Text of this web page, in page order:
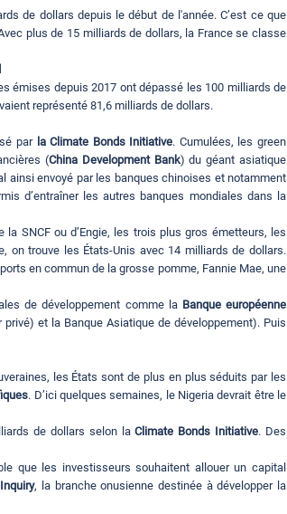
de dollars depuis le début de l'année. C’est ce que
plus de 15 milliards de dollars, la France se classe
émises depuis 2017 ont dépassé les 100 milliards de
représenté 81,6 milliards de dollars.
par la Climate Bonds Initiative. Cumulées, les green
(China Development Bank) du géant asiatique
ainsi envoyé par les banques chinoises et notamment
d’entraîner les autres banques mondiales dans la
la SNCF ou d’Engie, les trois plus gros émetteurs, les
on trouve les États-Unis avec 14 milliards de dollars.
en commun de la grosse pomme, Fannie Mae, une
de développement comme la Banque européenne
et la Banque Asiatique de développement). Puis
les États sont de plus en plus séduits par les
. D’ici quelques semaines, le Nigeria devrait être le
de dollars selon laClimate Bonds Initiative. Des
que les investisseurs souhaitent allouer un capital
Inquiry, la branche onusienne destinée à développer la